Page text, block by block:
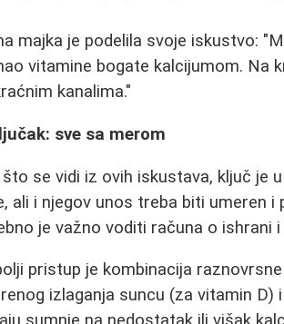
majka je podelila svoje iskustvo:
vitamine bogate kalcijumom. Na
kanalima."
sve sa merom
što se vidi iz ovih iskustava, ključ je
ali i njegov unos treba biti umeren
je važno voditi računa o ishrani
pristup je kombinacija
izlaganja suncu (za vitamin